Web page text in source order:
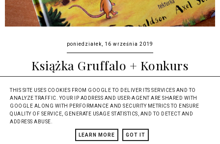
poniedziałek, 16 września 2019
Książka Gruffalo + Konkurs
wznowieniu krążyła już po sieci od jakiegoś czasu. Wszyscy
byli bardzo podekscytowani, ...
CZYTAJ DALEJ
THIS SITE USES COOKIES FROM GOOGLE TO DELIVER ITS SERVICES AND TO
ANALYZE TRAFFIC. YOUR IP ADDRESS AND USER-AGENT ARE SHARED WITH
GOOGLE ALONG WITH PERFORMANCE AND SECURITY METRICS TO ENSURE
QUALITY OF SERVICE, GENERATE USAGE STATISTICS, AND TO DETECT AND
ADDRESS ABUSE.
LEARN MORE GOT IT